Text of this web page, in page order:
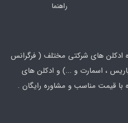
راهنما
ادکلن های شرکتی مختلف ( فرگرانس
پاریس ، اسمارت و ...) و ادکلن های
قیمت مناسب و مشاوره رایگان .